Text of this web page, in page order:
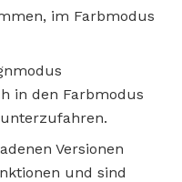
im Farbmodus
in den Farbmodus
Versionen
und sind